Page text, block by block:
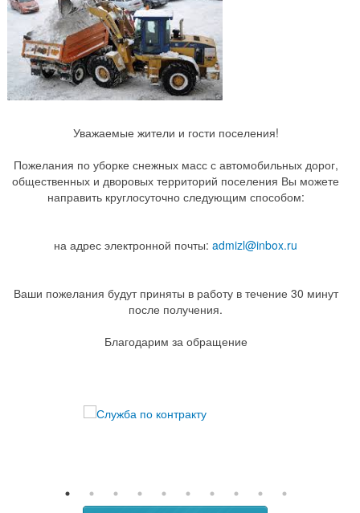
Уважаемые жители и гости поселения!
Пожелания по уборке снежных масс с автомобильных дорог,
общественных и дворовых территорий поселения Вы можете
направить круглосуточно следующим способом:
на адрес электронной почты: admizl@inbox.ru
Ваши пожелания будут приняты в работу в течение 30 минут
после получения.
Благодарим за обращение